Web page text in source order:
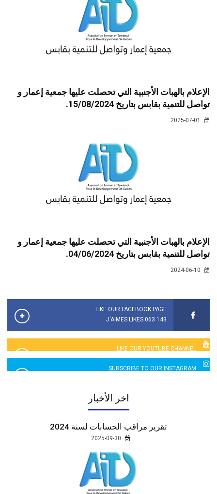
الإعلام بالهبات الأجنبية التي تحصلت عليها جمعية إعمار و
تواصل للتنمية بقابس بتاريخ 15/08/2024.
الإعلام بالهبات الأجنبية التي تحصلت عليها جمعية إعمار و
تواصل للتنمية بقابس بتاريخ 04/06/2024.
LIKE OUR FACEBOOK PAGE
143 063 J'AIMES LIKES
LIKE OUR YOUTUBE CHANNEL
2760 LIKES
SUBSCRIBE TO OUR INSTAGRAM
اخر الأخبار
تقرير مراقب الحسابات لسنة 2024